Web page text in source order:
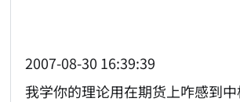
2007-08-30 16:39:39
我学你的理论用在期货上咋感到